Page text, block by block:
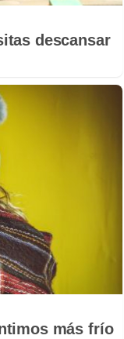
descansar
más frío